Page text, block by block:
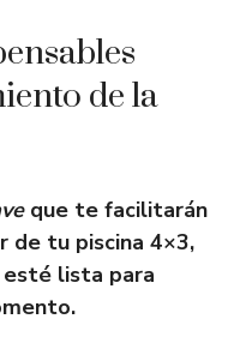
de la
que te facilitarán
de tu piscina 4×3,
esté lista para